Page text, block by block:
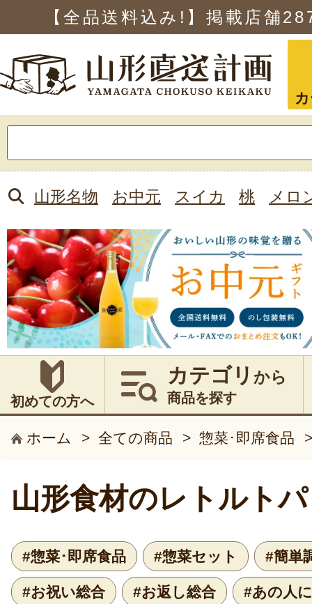
【全品送料込み!】掲載店舗
索:
山形名物 お中元 スイカ 桃 メロ
初めての方へ
カテゴリ から
商品を探す
ホーム > 全ての商品 > 惣菜･即席食品
山形食材のレトルト
#惣菜･即席食品 #惣菜セット #簡単
#お祝い総合 #お返し総合 #あの人に